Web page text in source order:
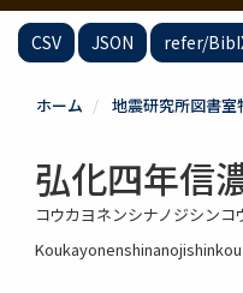
CSV JSON refer/
ホーム 地震研究所図書室
弘化四年信
コウカヨネンシナノジシンコ